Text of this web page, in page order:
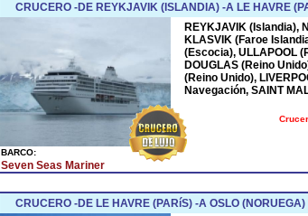
CRUCERO -DE REYKJAVIK (ISLANDIA) -A LE HAVRE
BARCO:
Seven Seas Mariner
REYKJAVIK (Islandia),
KLASVIK (Faroe
(Escocia), ULLAPOOL
DOUGLAS (Reino
(Reino Unido),
Navegación, SAINT
CRUCERO -DE LE HAVRE (PARíS) -A OSLO (NORUEGA)